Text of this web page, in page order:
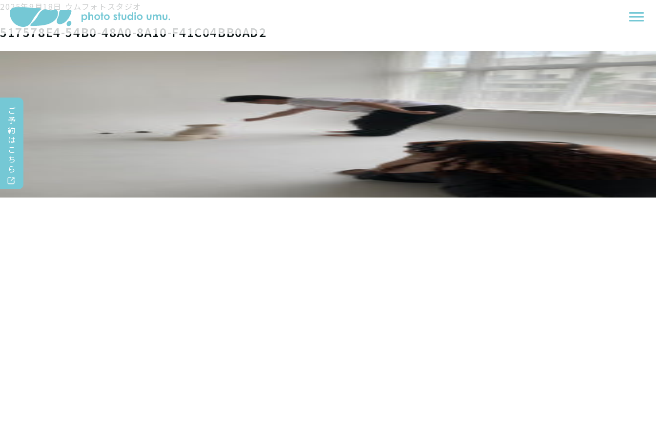
ご
予
約
は
こ
ち
ら
2025年9月18日 ウムフォトスタジオ
517578E4-54B0-48A0-8A10-F41C04BB0AD2